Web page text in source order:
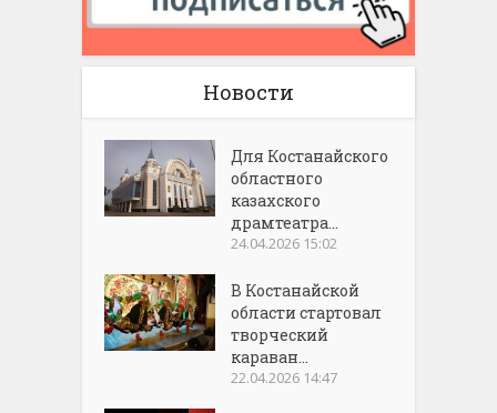
Новости
Для Костанайского
областного
казахского
драмтеатра...
24.04.2026 15:02
В Костанайской
области стартовал
творческий
караван...
22.04.2026 14:47